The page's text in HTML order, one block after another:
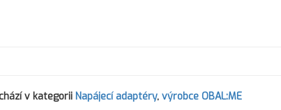
v kategorii Napájecí adaptéry, výrobce OBAL:ME